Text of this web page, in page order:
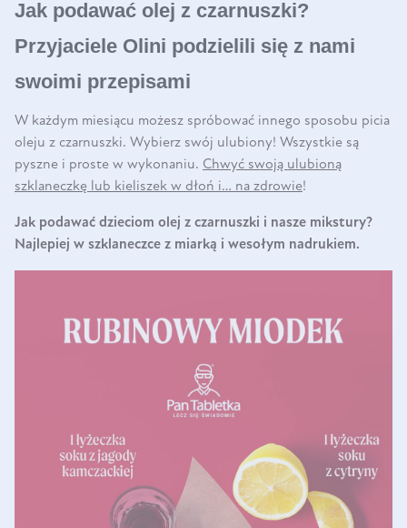
Jak podawać olej z czarnuszki?
Przyjaciele Olini podzielili się z nami
swoimi przepisami
W każdym miesiącu możesz spróbować innego sposobu picia
oleju z czarnuszki. Wybierz swój ulubiony! Wszystkie są
pyszne i proste w wykonaniu. Chwyć swoją ulubioną
szklaneczkę lub kieliszek w dłoń i… na zdrowie!
Jak podawać dzieciom olej z czarnuszki i nasze mikstury?
Najlepiej w szklaneczce z miarką i wesołym nadrukiem.